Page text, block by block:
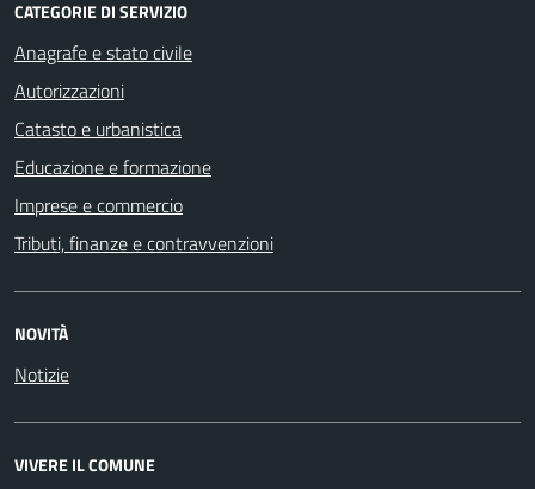
CATEGORIE DI SERVIZIO
Anagrafe e stato civile
Autorizzazioni
Catasto e urbanistica
Educazione e formazione
Imprese e commercio
Tributi, finanze e contravvenzioni
NOVITÀ
Notizie
VIVERE IL COMUNE